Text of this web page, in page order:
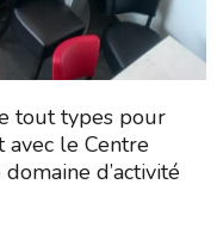
tout types pour
le Centre
d’activité